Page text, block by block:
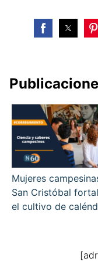
Mujeres
San Cristóbal
el cultivo de